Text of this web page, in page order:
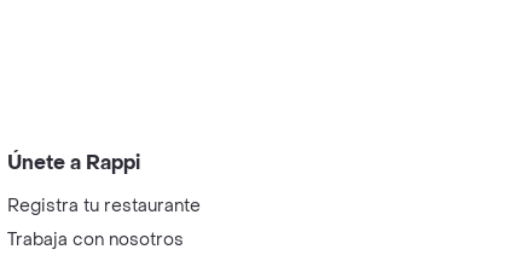
Únete a Rappi
Registra tu restaurante
Trabaja con nosotros